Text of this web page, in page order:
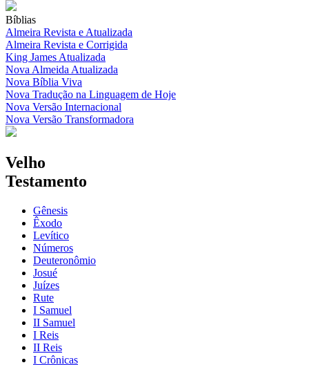
Bíblias
Almeira Revista e Atualizada
Almeira Revista e Corrigida
King James Atualizada
Nova Almeida Atualizada
Nova Bíblia Viva
Nova Tradução na Linguagem de Hoje
Nova Versão Internacional
Nova Versão Transformadora
Velho
Testamento
Gênesis
Êxodo
Levítico
Números
Deuteronômio
Josué
Juízes
Rute
I Samuel
II Samuel
I Reis
II Reis
I Crônicas